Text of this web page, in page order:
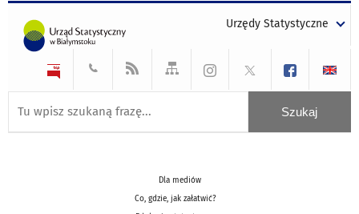
tekst
czarnym
tekst
czarnym
tekst
żółtym
Urzędy Statystyczne
Dla mediów
Co, gdzie, jak załatwić?